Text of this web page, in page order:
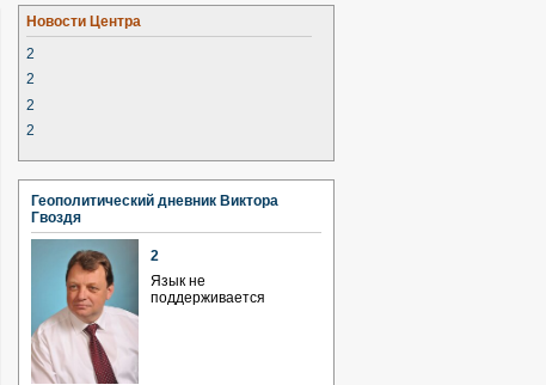
Новости Центра
2
2
2
2
Геополитический дневник Виктора
Гвоздя
2
Язык не
поддерживается